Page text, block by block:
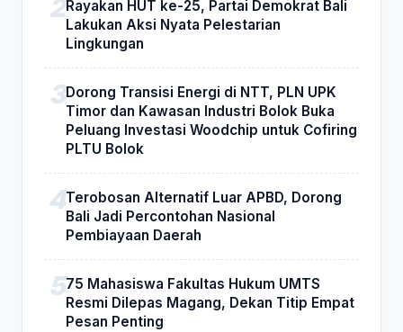
Rayakan HUT ke-25, Partai Demokrat Bali
Lakukan Aksi Nyata Pelestarian
Lingkungan
Dorong Transisi Energi di NTT, PLN UPK
Timor dan Kawasan Industri Bolok Buka
Peluang Investasi Woodchip untuk Cofiring
PLTU Bolok
Terobosan Alternatif Luar APBD, Dorong
Bali Jadi Percontohan Nasional
Pembiayaan Daerah
75 Mahasiswa Fakultas Hukum UMTS
Resmi Dilepas Magang, Dekan Titip Empat
Pesan Penting